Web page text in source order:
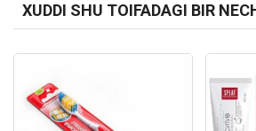
XUDDI SHU TOIFADAGI BIR